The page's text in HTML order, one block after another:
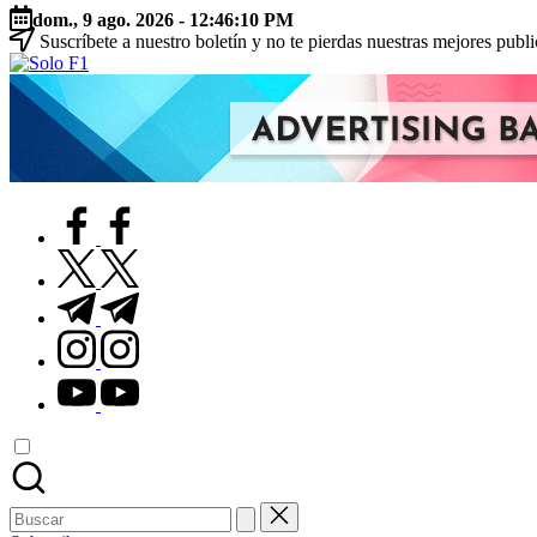
Saltar
al
contenido
dom., 9 ago. 2026 - 12:46:11 PM
Suscríbete a nuestro boletín y no te pierdas nuestras mejores
Para
Amantes
F1
facebook.com
twitter.com
t.me
instagram.com
youtube.com
Buscar: